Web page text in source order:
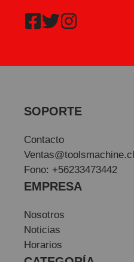
SOPORTE
Contacto
Ventas@toolsmachine.cl
Fono: +56233473442
EMPRESA
Nosotros
Noticias
Horarios